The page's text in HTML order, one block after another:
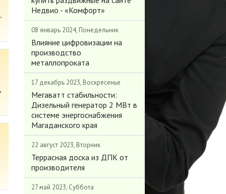
Недвио - «Комфорт»
08 январь 2024, Понедельник
Влияние цифровизации на
производство
металлопроката
17 декабрь 2023, Воскресенье
Мегаватт стабильности:
Дизельный генератор 2 МВт в
системе энергоснабжения
Магаданского края
22 август 2023, Вторник
Террасная доска из ДПК от
производителя
27 май 2023, Суббота